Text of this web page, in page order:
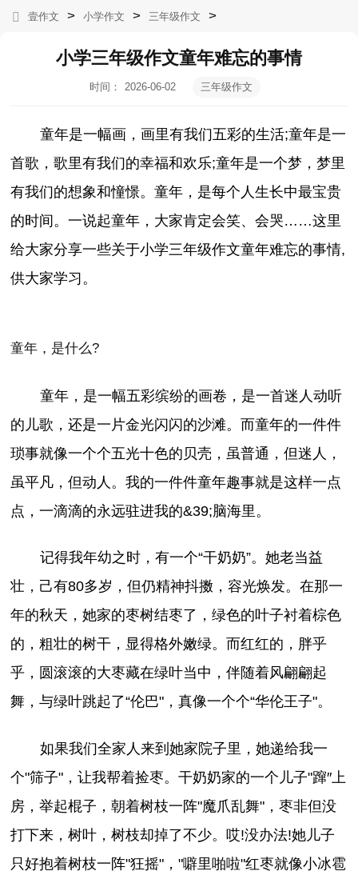
壹作文 > 小学作文 > 三年级作文 >
小学三年级作文童年难忘的事情
时间：
2026-06-02
三年级作文
童年是一幅画，画里有我们五彩的生活;童年是一
首歌，歌里有我们的幸福和欢乐;童年是一个梦，梦里
有我们的想象和憧憬。童年，是每个人生长中最宝贵
的时间。一说起童年，大家肯定会笑、会哭……这里
给大家分享一些关于小学三年级作文童年难忘的事情,
供大家学习。
童年，是什么?
童年，是一幅五彩缤纷的画卷，是一首迷人动听
的儿歌，还是一片金光闪闪的沙滩。而童年的一件件
琐事就像一个个五光十色的贝壳，虽普通，但迷人，
虽平凡，但动人。我的一件件童年趣事就是这样一点
点，一滴滴的永远驻进我的&39;脑海里。
记得我年幼之时，有一个“干奶奶”。她老当益
壮，己有80多岁，但仍精神抖擞，容光焕发。在那一
年的秋天，她家的枣树结枣了，绿色的叶子衬着棕色
的，粗壮的树干，显得格外嫩绿。而红红的，胖乎
乎，圆滚滚的大枣藏在绿叶当中，伴随着风翩翩起
舞，与绿叶跳起了“伦巴"，真像一个个“华伦王子"。
如果我们全家人来到她家院子里，她递给我一
个"筛子"，让我帮着捡枣。干奶奶家的一个儿子"蹿″上
房，举起棍子，朝着树枝一阵"魔爪乱舞"，枣非但没
打下来，树叶，树枝却掉了不少。哎!没办法!她儿子
只好抱着树枝一阵"狂摇"，"噼里啪啦"红枣就像小冰雹